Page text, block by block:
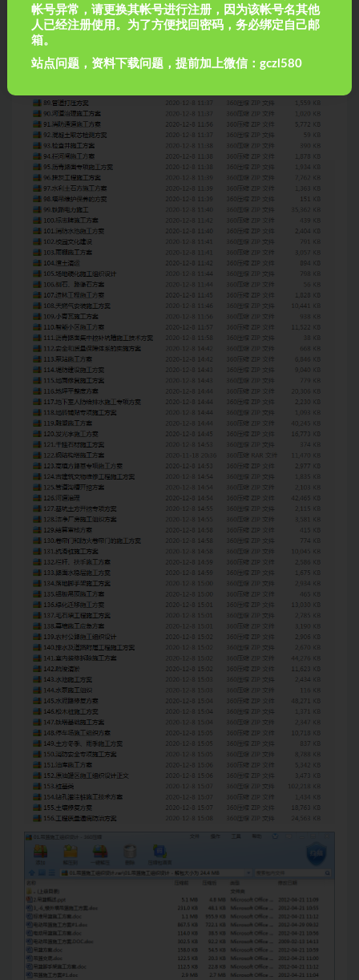
帐号异常，请更换其帐号进行注册，因为该帐号名其他
人已经注册使用。为了方便找回密码，务必绑定自己邮
箱。
站点问题，资料下载问题，提前加上微信：gczl580